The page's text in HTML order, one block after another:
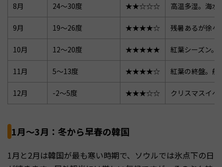
8月 24〜30度 ★★☆☆☆ 高温多湿。海
9月 19〜26度 ★★★★☆ 残暑あるが徐々
10月 12〜20度 ★★★★★ 紅葉シーズン。
11月 5〜13度 ★★★★☆ 紅葉の終盤。航
12月 -2〜5度 ★★★☆☆ クリスマスイ
1月〜3月：冬から早春の韓国
1月と2月は韓国が最も寒い時期で、ソウルでは氷点下の日